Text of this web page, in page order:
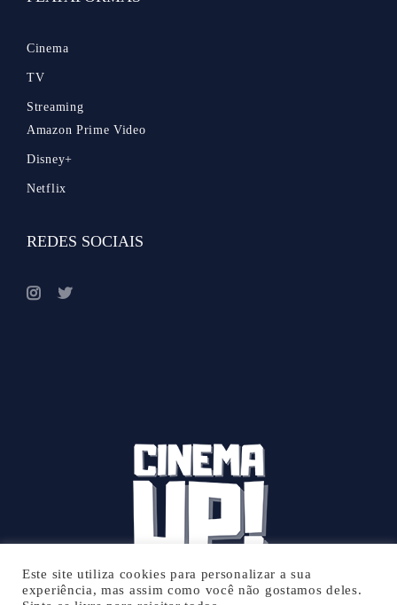
Cinema
TV
Streaming
Amazon Prime Video
Disney+
Netflix
REDES SOCIAIS
Este site utiliza cookies para personalizar a sua
experiência, mas assim como você não gostamos deles.